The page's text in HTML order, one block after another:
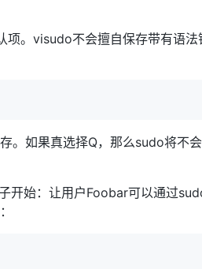
项。visudo不会擅自保存带有语法
。如果真选择Q，那么sudo将不
开始：让用户Foobar可以通过